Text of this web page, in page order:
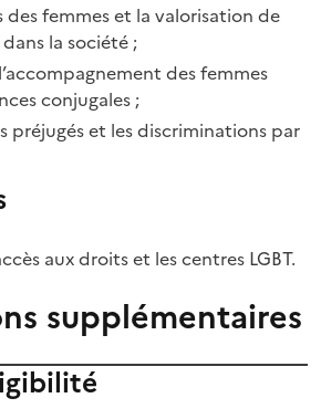
des femmes et la valorisation de
la société ;
des femmes
conjugales ;
préjugés et les discriminations par
aux droits et les centres LGBT.
supplémentaires